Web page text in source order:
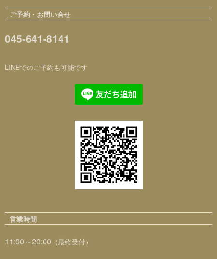
ご予約・お問い合せ
045-641-8141
LINEでのご予約も可能です
営業時間
11:00～20:00 （最終受付）